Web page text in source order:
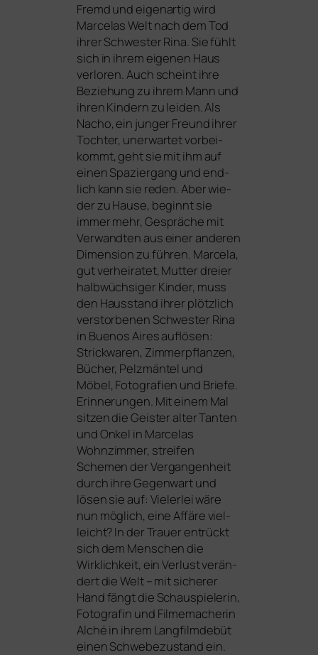
Fremd und eigen­ar­tig wird
Marcelas Welt nach dem Tod
ihrer Schwester Rina. Sie fühlt
sich in ihrem eige­nen Haus
ver­lo­ren. Auch scheint ihre
Beziehung zu ihrem Mann und
ihren Kindern zu lei­den. Als
Nacho, ein jun­ger Freund ihrer
Tochter, uner­war­tet vor­bei­
kommt, geht sie mit ihm auf
einen Spaziergang und end­
lich kann sie reden. Aber wie­
der zu Hause, beginnt sie
immer mehr, Gespräche mit
Verwandten aus einer ande­ren
Dimension zu füh­ren. Marcela,
gut ver­hei­ra­tet, Mutter drei­er
halb­wüch­si­ger Kinder, muss
den Hausstand ihrer plötz­lich
ver­stor­be­nen Schwester Rina
in Buenos Aires auf­lö­sen:
Strickwaren, Zimmerpflanzen,
Bücher, Pelzmäntel und
Möbel, Fotografien und Briefe.
Erinnerungen. Mit einem Mal
sit­zen die Geister alter Tanten
und Onkel in Marcelas
Wohnzimmer, strei­fen
Schemen der Vergangenheit
durch ihre Gegenwart und
lösen sie auf: Vielerlei wäre
nun mög­lich, eine Affäre viel­
leicht? In der Trauer ent­rückt
sich dem Menschen die
Wirklichkeit, ein Verlust ver­än­
dert die Welt – mit siche­rer
Hand fängt die Schauspielerin,
Fotografin und Filmemacherin
Alché in ihrem Langfilmdebüt
einen Schwebezustand ein.